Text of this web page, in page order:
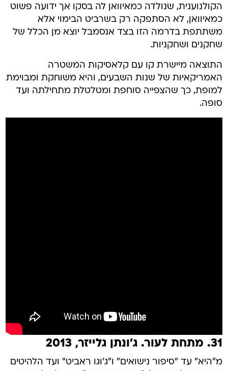
הקולנוענית, שנולדה כמאיוואן לה בסקו אך ידועה פשוט
כמאיוואן, לא הסתפקה רק בשרביט הבימוי אלא
משתתפת בדרמה הזו בצד אנסמבל יוצא מן הכלל של
שחקנים ושחקניות.
התוצאה מיישרת קו עם קלאסיקות המשטרה
האמריקאיות של שנות השבעים, והיא משוחקת ומבוימת
למופת, כך שהצפייה סוחפת ומטלטלת מתחילתה ועד
סופה.
31. מתחת לעור. ג'ונתן גלייזר, 2013
מ"היא" עד "סיפור נישואים" ו"ג'וגו ראביט" ועד הלהיטים